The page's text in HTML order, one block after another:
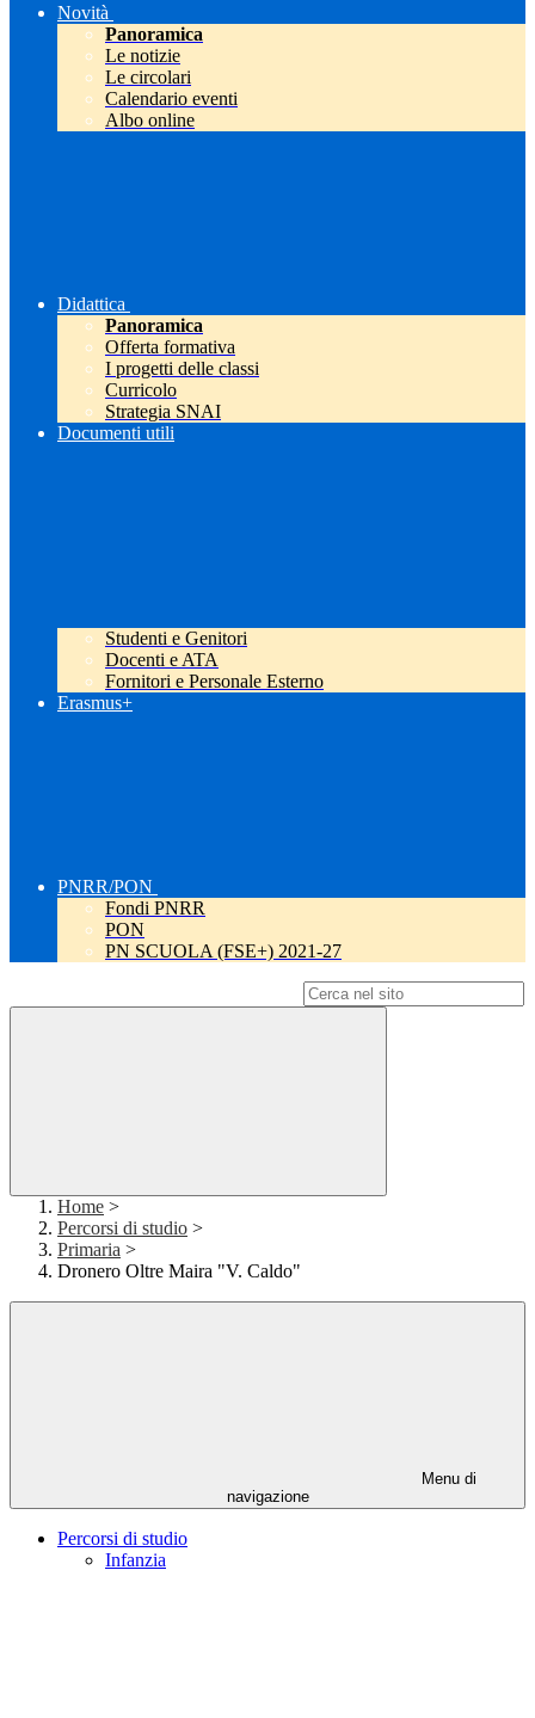
Novità
Panoramica
Le notizie
Le circolari
Calendario eventi
Albo online
Didattica
Panoramica
Offerta formativa
I progetti delle classi
Curricolo
Strategia SNAI
Documenti utili
Studenti e Genitori
Docenti e ATA
Fornitori e Personale Esterno
Erasmus+
PNRR/PON
Fondi PNRR
PON
PN SCUOLA (FSE+) 2021-27
Home >
Percorsi di studio >
Primaria >
Dronero Oltre Maira "V. Caldo"
Menu di
navigazione
Percorsi di studio
Infanzia